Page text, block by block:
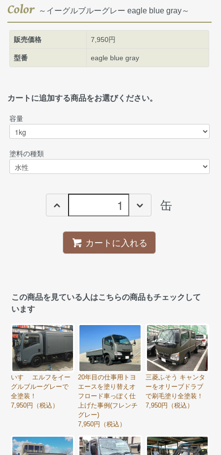
Color～イーグルブルーグレー eagle blue gray～
販売価格 7,950円
型番 eagle blue gray
カートに追加する商品をお選びください。
容量
塗料の種類
缶
カートに入れる
この商品を見ている人はこちらの商品もチェックして
います
いすゞ エルフをイー
グルブルーグレーで
全塗装！
7,950円（税込）
20年目の仕事用トヨ
エースを塗り替えオ
フロード車っぽく仕
上げた事例(フレンチ
グレー)
7,950円（税込）
三菱ふそう キャンタ
ーをオリーブドラブ
で刷毛塗り全塗装！
7,950円（税込）